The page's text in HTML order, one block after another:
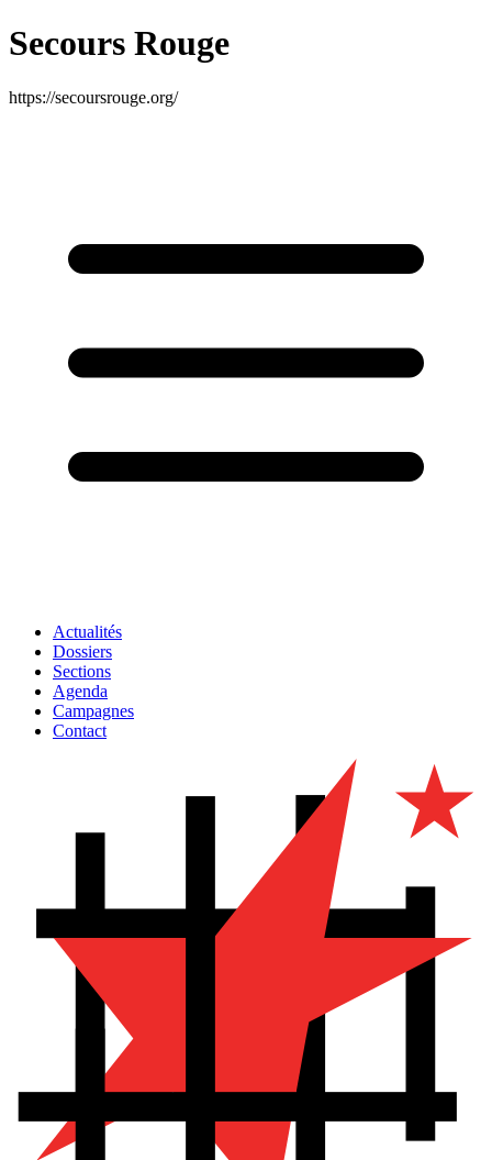
Secours Rouge
https://secoursrouge.org/
Actualités
Dossiers
Sections
Agenda
Campagnes
Contact